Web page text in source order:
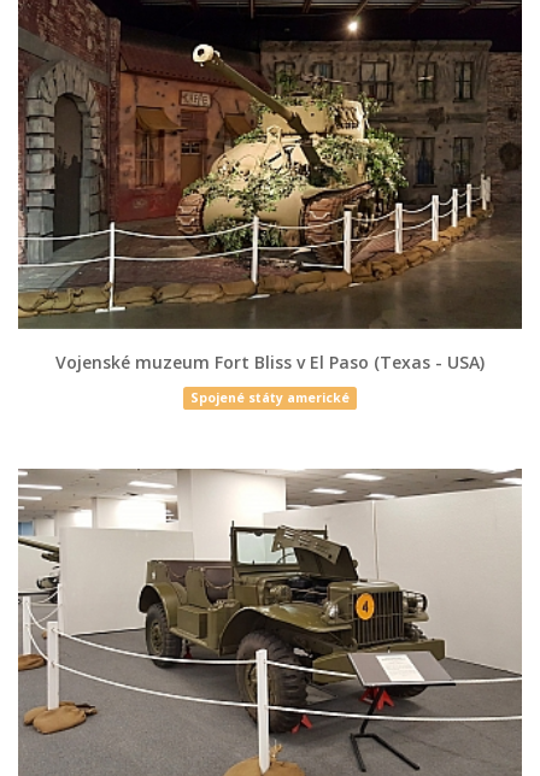
Vojenské muzeum Fort Bliss v El Paso (Texas - USA)
Spojené státy americké